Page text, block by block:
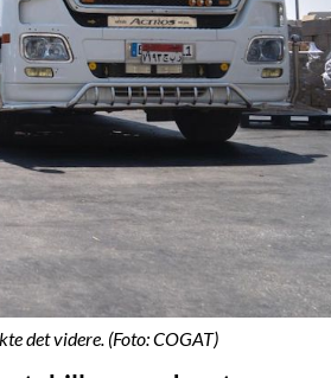
det videre. (Foto: COGAT)